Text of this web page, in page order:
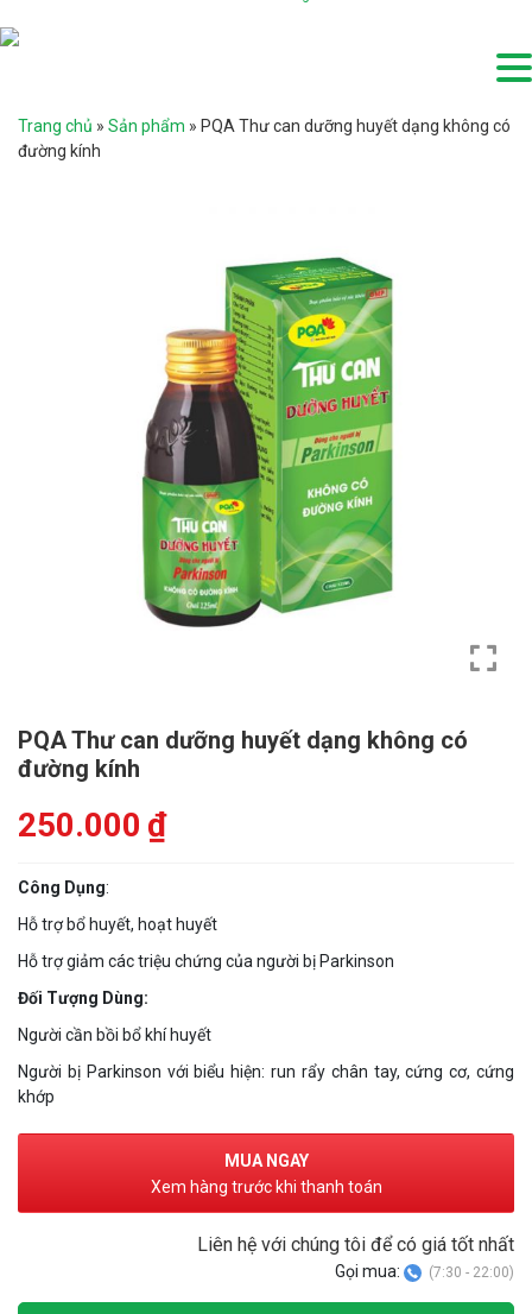
Trang chủ » Sản phẩm » PQA Thư can dưỡng huyết dạng không có
đường kính
PQA Thư can dưỡng huyết dạng không có
đường kính
250.000 ₫
Công Dụng:
Hỗ trợ bổ huyết, hoạt huyết
Hỗ trợ giảm các triệu chứng của người bị Parkinson
Đối Tượng Dùng:
Người cần bồi bổ khí huyết
Người bị Parkinson với biểu hiện: run rẩy chân tay, cứng cơ, cứng
khớp
MUA NGAY
Xem hàng trước khi thanh toán
Liên hệ với chúng tôi để có giá tốt nhất
Gọi mua: (7:30 - 22:00)